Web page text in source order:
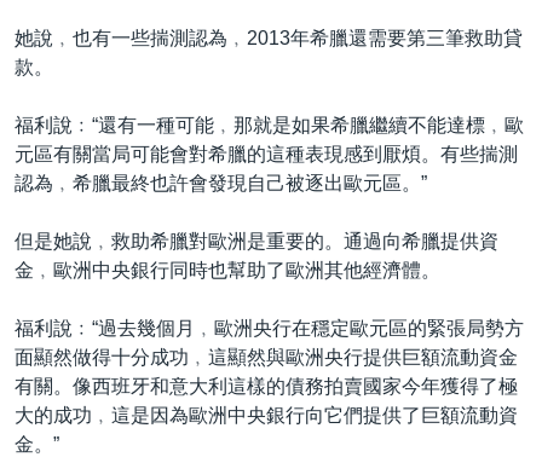
她說﹐也有一些揣測認為﹐2013年希臘還需要第三筆救助貸
款。
福利說﹕“還有一種可能﹐那就是如果希臘繼續不能達標﹐歐
元區有關當局可能會對希臘的這種表現感到厭煩。有些揣測
認為﹐希臘最終也許會發現自己被逐出歐元區。”
但是她說﹐救助希臘對歐洲是重要的。通過向希臘提供資
金﹐歐洲中央銀行同時也幫助了歐洲其他經濟體。
福利說﹕“過去幾個月﹐歐洲央行在穩定歐元區的緊張局勢方
面顯然做得十分成功﹐這顯然與歐洲央行提供巨額流動資金
有關。像西班牙和意大利這樣的債務拍賣國家今年獲得了極
大的成功﹐這是因為歐洲中央銀行向它們提供了巨額流動資
金。”